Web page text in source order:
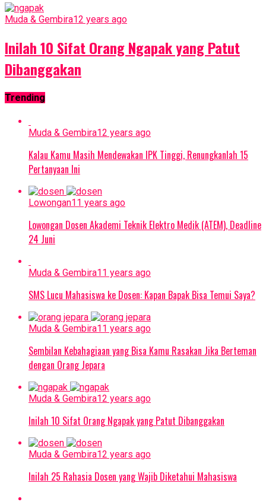
Muda & Gembira12 years ago
Inilah 10 Sifat Orang Ngapak yang Patut
Dibanggakan
Trending
Muda & Gembira12 years ago
Kalau Kamu Masih Mendewakan IPK Tinggi, Renungkanlah 15
Pertanyaan Ini
Lowongan11 years ago
Lowongan Dosen Akademi Teknik Elektro Medik (ATEM), Deadline
24 Juni
Muda & Gembira11 years ago
SMS Lucu Mahasiswa ke Dosen: Kapan Bapak Bisa Temui Saya?
Muda & Gembira11 years ago
Sembilan Kebahagiaan yang Bisa Kamu Rasakan Jika Berteman
dengan Orang Jepara
Muda & Gembira12 years ago
Inilah 10 Sifat Orang Ngapak yang Patut Dibanggakan
Muda & Gembira12 years ago
Inilah 25 Rahasia Dosen yang Wajib Diketahui Mahasiswa